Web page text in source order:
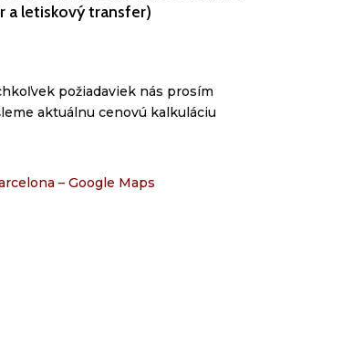
a letiskový transfer)
požiadaviek nás prosím
aktuálnu cenovú kalkuláciu
– Google Maps